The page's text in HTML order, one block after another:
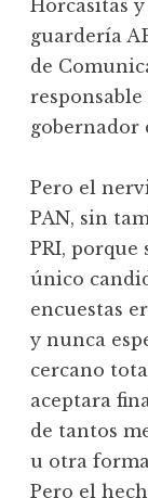
Horcasitas
guardería
de
gobernador
Pero el
PAN, sin
PRI, porque
único
encuestas
y nunca
cercano
aceptara
de tantos
u otra
Pero el